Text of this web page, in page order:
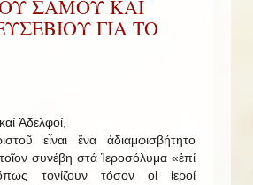
ΣΑΜΟΥ ΚΑΙ
ΓΙΑ ΤΟ
Ἀδελφοί,
εἶναι ἕνα ἀδιαμφισβήτητο
συνέβη στά Ἱεροσόλυμα «ἐπί
τονίζουν τόσον οἱ ἱεροί